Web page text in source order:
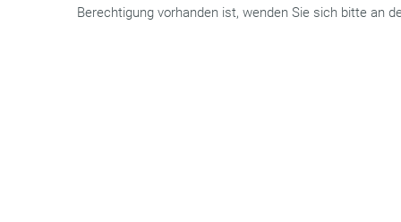
Berechtigung vorhanden ist, wenden Sie sich bitte an